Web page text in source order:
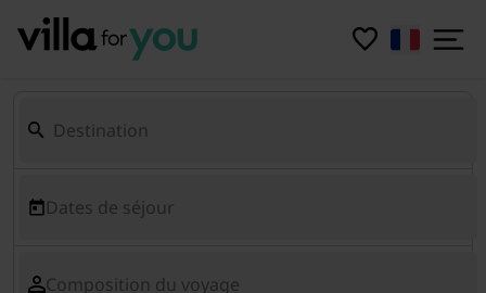
Dates de séjour
Composition du voyage